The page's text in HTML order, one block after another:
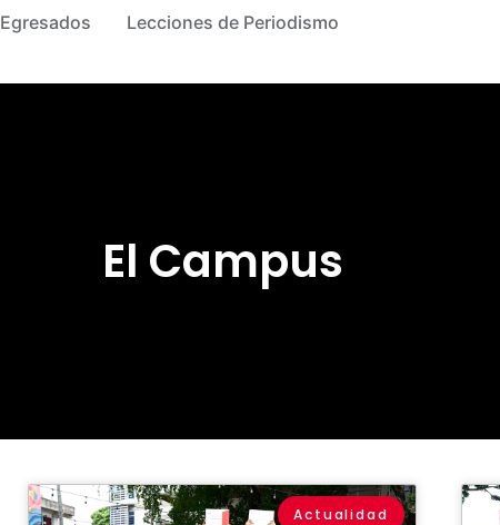
Egresados Lecciones de Periodismo
El Campus
Actualidad